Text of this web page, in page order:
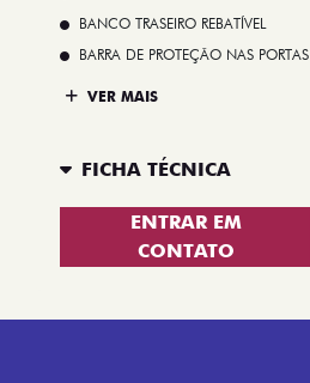
BANCO TRASEIRO REBATÍVEL
BARRA DE PROTEÇÃO NAS PORTAS
VER MAIS
FICHA TÉCNICA
ENTRAR EM
CONTATO